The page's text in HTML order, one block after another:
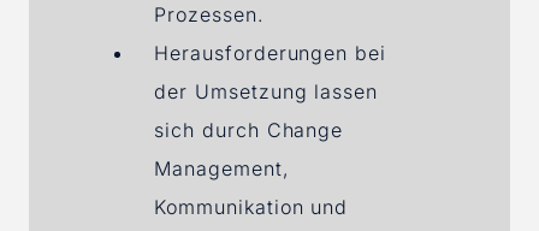
Prozessen.
Herausforderungen bei
der Umsetzung lassen
sich durch Change
Management,
Kommunikation und